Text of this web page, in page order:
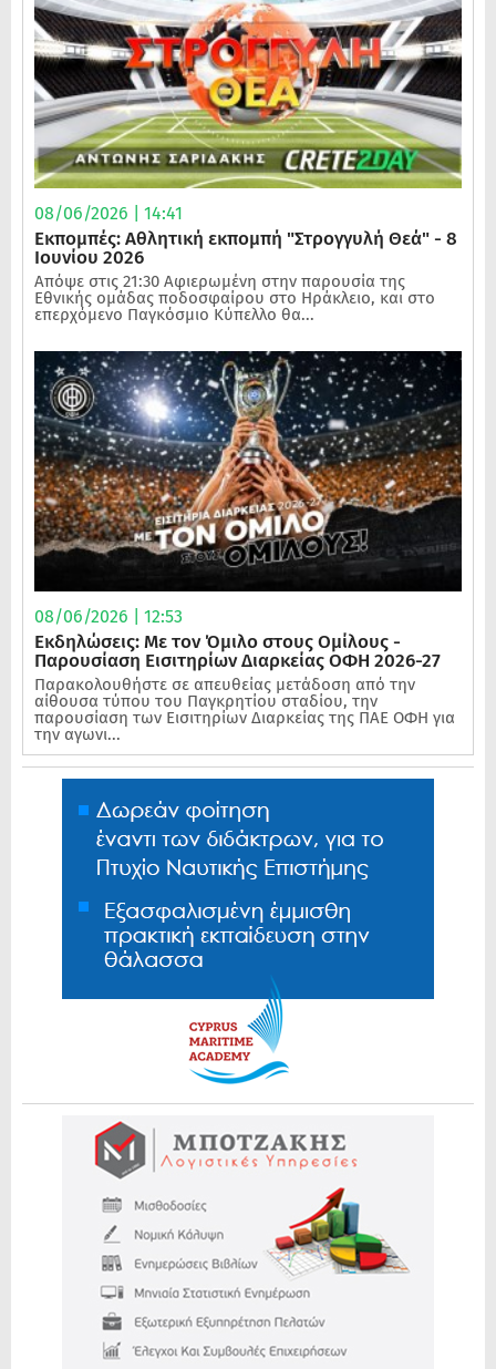
08/06/2026 | 14:41
Εκπομπές: Αθλητική εκπομπή "Στρογγυλή Θεά" - 8
Ιουνίου 2026
Απόψε στις 21:30 Αφιερωμένη στην παρουσία της
Εθνικής ομάδας ποδοσφαίρου στο Ηράκλειο, και στο
επερχόμενο Παγκόσμιο Κύπελλο θα...
08/06/2026 | 12:53
Εκδηλώσεις: Με τον Όμιλο στους Ομίλους -
Παρουσίαση Εισιτηρίων Διαρκείας ΟΦΗ 2026-27
Παρακολουθήστε σε απευθείας μετάδοση από την
αίθουσα τύπου του Παγκρητίου σταδίου, την
παρουσίαση των Εισιτηρίων Διαρκείας της ΠΑΕ ΟΦΗ για
την αγωνι...